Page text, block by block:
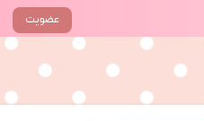
عضویت